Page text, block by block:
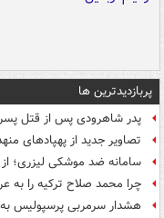
پربازدیدترین ها
پدر شاهرودی پس از قتل
تصاویر جدید از پهپادهای
سامانه ضد موشکی لیزری؛
چرا محمد صلاح ترکیه را به
هشدار سرمربی پرسپولیس